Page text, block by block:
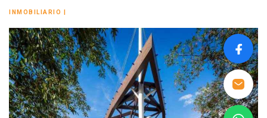
INMOBILIARIO